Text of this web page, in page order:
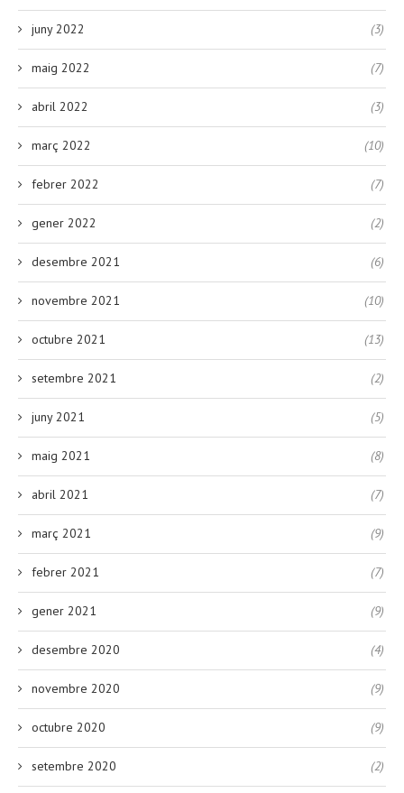
juny 2022 (3)
maig 2022 (7)
abril 2022 (3)
març 2022 (10)
febrer 2022 (7)
gener 2022 (2)
desembre 2021 (6)
novembre 2021 (10)
octubre 2021 (13)
setembre 2021 (2)
juny 2021 (5)
maig 2021 (8)
abril 2021 (7)
març 2021 (9)
febrer 2021 (7)
gener 2021 (9)
desembre 2020 (4)
novembre 2020 (9)
octubre 2020 (9)
setembre 2020 (2)